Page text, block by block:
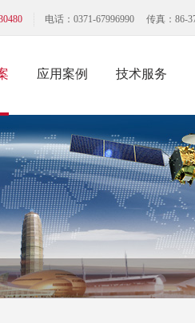
电话：0371-67996990 传真：86-
应用案例 技术服务